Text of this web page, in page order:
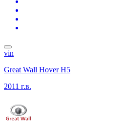
vin
Great Wall Hover H5
2011 г.в.